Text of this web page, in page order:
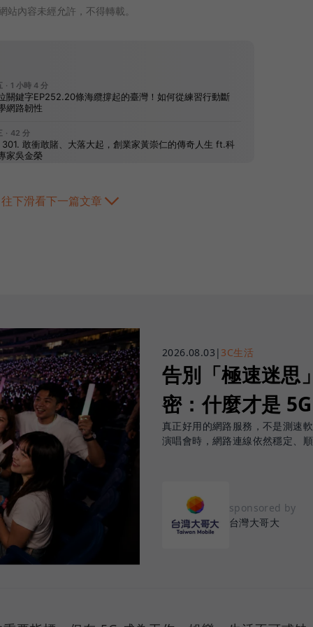
站內容未經允許，不得轉載。
往下滑看下一篇文章
2026.08.03 | 3C生活
告別「極速迷
密：什麼才是
真正好用的網路服務，不是測速
演唱會時，網路連線依然穩定、
sponsored by
台灣大哥大